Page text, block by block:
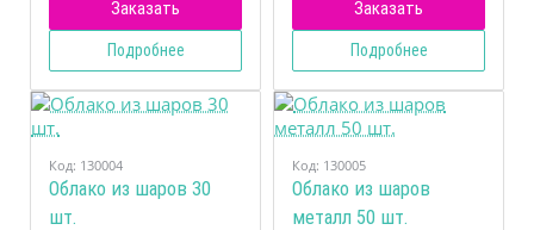
Заказать
Подробнее
Заказать
Подробнее
Код: 130004
Облако из шаров 30
шт.
Код: 130005
Облако из шаров
металл 50 шт.